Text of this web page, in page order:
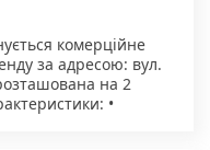
комерційне
за адресою: вул.
на 2
•